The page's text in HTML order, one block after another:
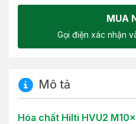
MUA
Gọi điện xác nhận
Mô tả
Hóa chất Hilti HVU2